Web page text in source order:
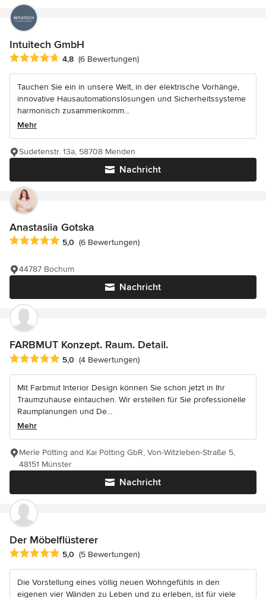
Intuitech GmbH
Durchschnittliche Bewertung: 4.8 von 5 Sternen
4,8 (6 Bewertungen)
Tauchen Sie ein in unsere Welt, in der elektrische Vorhänge,
innovative Hausautomationslösungen und Sicherheitssysteme
harmonisch zusammenkomm...
Mehr
Nachricht
Sudetenstr. 13a, 58708 Menden
Anastasiia Gotska
Durchschnittliche Bewertung: 5 von 5 Sternen
5,0 (6 Bewertungen)
Nachricht
44787 Bochum
FARBMUT Konzept. Raum. Detail.
Durchschnittliche Bewertung: 5 von 5 Sternen
5,0 (4 Bewertungen)
Mit Farbmut Interior Design können Sie schon jetzt in Ihr
Traumzuhause eintauchen. Wir erstellen für Sie professionelle
Raumplanungen und De...
Mehr
Nachricht
Merle Pötting and Kai Pötting GbR, Von-Witzleben-Straße 5,
48151 Münster
Der Möbelflüsterer
Durchschnittliche Bewertung: 5 von 5 Sternen
5,0 (5 Bewertungen)
Die Vorstellung eines völlig neuen Wohngefühls in den
eigenen vier Wänden zu Leben und zu erleben, ist für viele